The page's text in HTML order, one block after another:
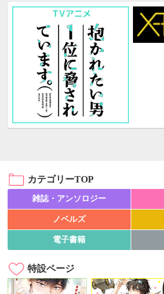
カテゴリーTOP
雑誌・アンソロジー
ノベルズ
電子書籍
特設ページ